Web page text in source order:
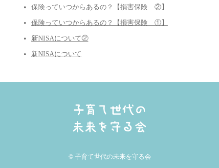
保険っていつからあるの？【損害保険 ②】
保険っていつからあるの？【損害保険 ①】
新NISAについて②
新NISAについて
© 子育て世代の未来を守る会